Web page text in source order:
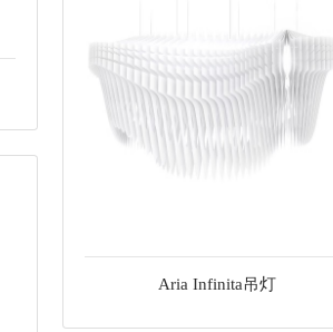
Aria Infinita吊灯